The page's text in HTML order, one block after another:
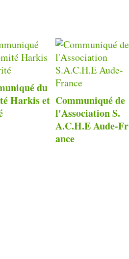
du
Harkis et Communiqué de
l'Association S.
A.C.H.E Aude-Fr
ance